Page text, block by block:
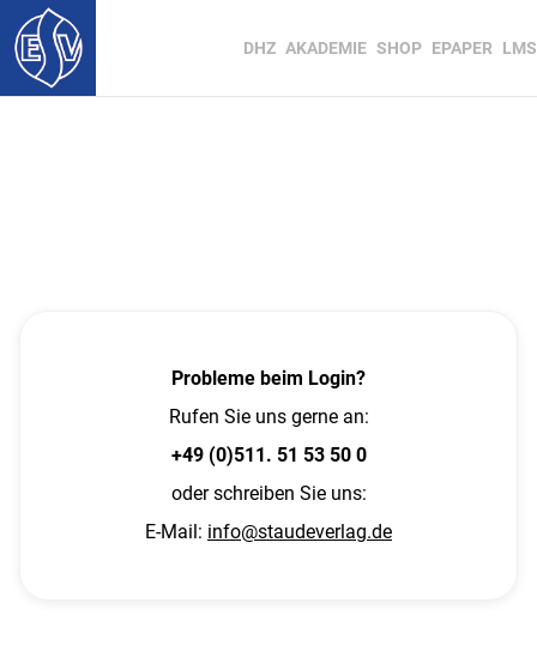
DHZ AKADEMIE SHOP EPAPER LMS
Probleme beim Login?
Rufen Sie uns gerne an:
+49 (0)511. 51 53 50 0
oder schreiben Sie uns:
E-Mail: info@staudeverlag.de